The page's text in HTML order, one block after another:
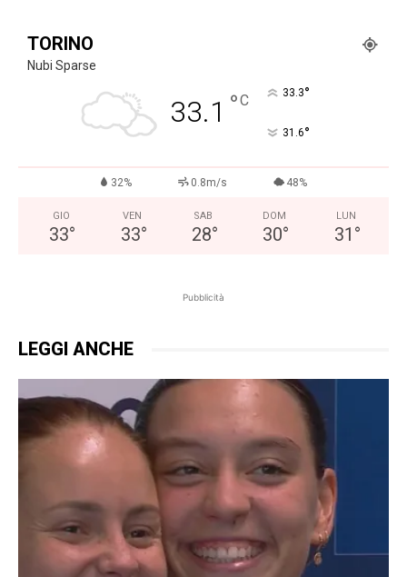
TORINO
Nubi Sparse
33.1 °C 33.3°
31.6°
32% 0.8m/s 48%
GIO
33°
VEN
33°
SAB
28°
DOM
30°
LUN
31 °
Pubblicità
LEGGI ANCHE